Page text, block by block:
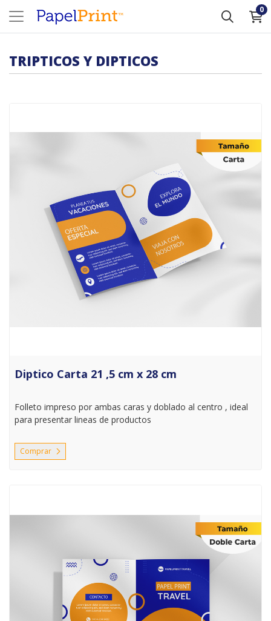
0
TRIPTICOS Y DIPTICOS
Diptico Carta 21 ,5 cm x 28 cm
Folleto impreso por ambas caras y doblado al centro , ideal
para presentar lineas de productos
Comprar